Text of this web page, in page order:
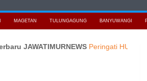
MAGETAN TULUNGAGUNG BANYUWANGI
Peringati HUT RI ke